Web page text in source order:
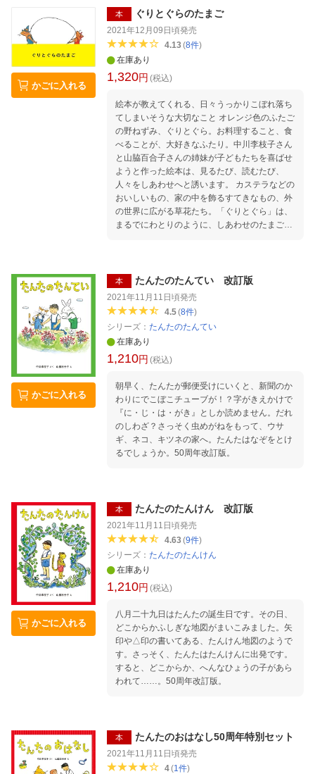
かごに入れる
本 ぐりとぐらのたまご
2021年12月09日頃発売
4.13(8件)
在庫あり
1,320円 (税込)
絵本が教えてくれる、日々うっかりこぼれ落ち
てしまいそうな大切なこと オレンジ色のふたご
の野ねずみ、ぐりとぐら。お料理すること、食
べることが、大好きなふたり。中川李枝子さん
と山脇百合子さんの姉妹が子どもたちを喜ばせ
ようと作った絵本は、見るたび、読むたび、
人々をしあわせへと誘います。 カステラなどの
おいしいもの、家の中を飾るすてきなもの、外
の世界に広がる草花たち。「ぐりとぐら」は、
まるでにわとりのように、しあわせのたまごが
立川のPLAY！MUSEUMで開催中の「ぐりとぐ
ら しあわせの本」展（2022年4月10日まで）
にあわせて刊行するポケットブックです。 ぐり
とぐらの誕生 1 おいしいもの：ぐりとぐらのた
べもの 野村友里（料理人）／ぐりとぐらの
器 鹿児島睦（陶芸家） 2 いえのなか：ぐりと
ぐらのすてきなもの 岡尾美代子（スタイリス
伸幸（植物学者）／うた しあわせをつなぐ：関
根里江（福音館書店・編集者）
かごに入れる
本 たんたのたんてい 改訂版
2021年11月11日頃発売
4.5(8件)
シリーズ： たんたのたんてい
在庫あり
1,210円 (税込)
朝早く、たんたが郵便受けにいくと、新聞のか
わりにでこぼこチューブが！？字がきえかけで
『に・じ・は・がき』としか読めません。だれ
のしわざ？さっそく虫めがねをもって、ウサ
ギ、ネコ、キツネの家へ。たんたはなぞをとけ
るでしょうか。50周年改訂版。
かごに入れる
本 たんたのたんけん 改訂版
2021年11月11日頃発売
4.63(9件)
シリーズ： たんたのたんけん
在庫あり
1,210円 (税込)
八月二十九日はたんたの誕生日です。その日、
どこからかふしぎな地図がまいこみました。矢
印や△印の書いてある、たんけん地図のようで
す。さっそく、たんたはたんけんに出発です。
すると、どこからか、へんなひょうの子があら
われて……。50周年改訂版。
本 たんたのおはなし50周年特別セット
2021年11月11日頃発売
4(1件)